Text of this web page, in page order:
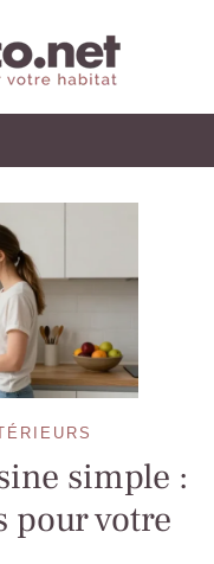
simple :
pour votre